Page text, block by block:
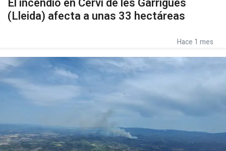
(Lleida) afecta a unas 33 hectáreas
Hace 1 mes